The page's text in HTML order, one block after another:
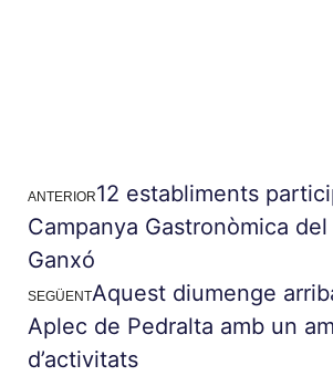
ANTERIOR12 establiments
Campanya Gastronòmica del
Ganxó
SEGÜENTAquest diumenge
Aplec de Pedralta amb un
d’activitats